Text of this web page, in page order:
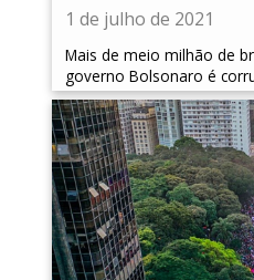
1 de julho de 2021
Mais de meio milhão de
governo Bolsonaro é